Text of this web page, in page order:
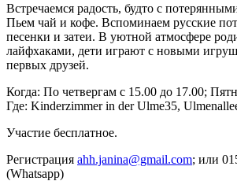
Встречаемся радость, будто с
Пьем чай и кофе. Вспоминаем русские
песенки и затеи. В уютной атмосфере
лайфхаками, дети играют с новыми
первых друзей.
Когда: По четвергам с 15.00 до 17.00;
Где: Kinderzimmer in der Ulme35,
Участие бесплатное.
Регистрация ahh.janina@gmail.com; или
(Whatsapp)